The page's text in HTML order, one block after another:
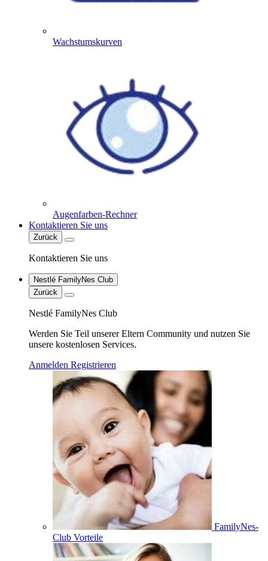
Wachstumskurven
Augenfarben-Rechner
Kontaktieren Sie uns
Zurück
Kontaktieren Sie uns
Nestlé FamilyNes Club
Zurück
Nestlé FamilyNes Club
Werden Sie Teil unserer Eltern Community und nutzen Sie
unsere kostenlosen Services.
Anmelden Registrieren
FamilyNes-
Club Vorteile